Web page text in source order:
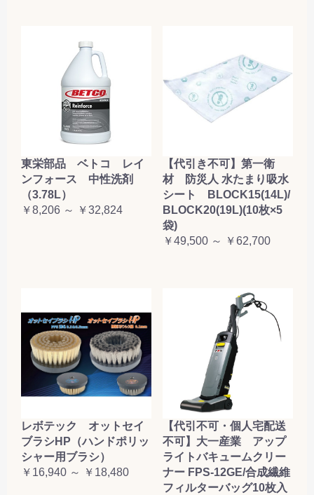
東栄部品 ベトコ レイ
ンフォース 中性洗剤
（3.78L）
￥8,206 ～ ￥32,824
【代引き不可】第一衛
材 防災人 水たまり吸水
シート BLOCK15(14L)/
BLOCK20(19L)(10枚×5
袋)
￥49,500 ～ ￥62,700
レボテック オットセイ
ブラシHP（ハンドポリッ
シャー用ブラシ）
￥16,940 ～ ￥18,480
【代引不可・個人宅配送
不可】大一産業 アップ
ライトバキュームクリー
ナー FPS-12GE/合成繊維
フィルターバッグ10枚入